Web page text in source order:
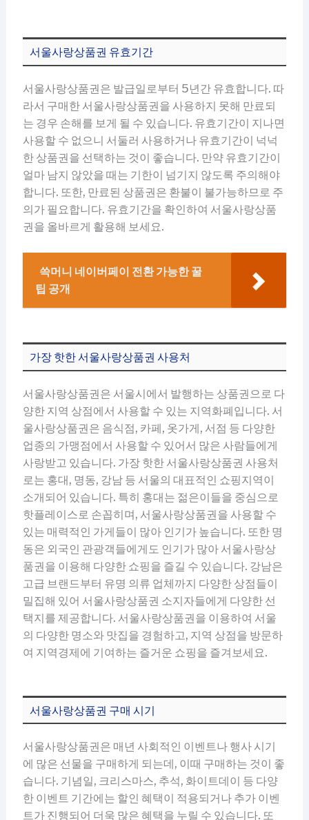
서울사랑상품권 유효기간
서울사랑상품권은 발급일로부터 5년간 유효합니다. 따
라서 구매한 서울사랑상품권을 사용하지 못해 만료되
는 경우 손해를 보게 될 수 있습니다. 유효기간이 지나면
사용할 수 없으니 서둘러 사용하거나 유효기간이 넉넉
한 상품권을 선택하는 것이 좋습니다. 만약 유효기간이
얼마 남지 않았을 때는 기한이 넘기지 않도록 주의해야
합니다. 또한, 만료된 상품권은 환불이 불가능하므로 주
의가 필요합니다. 유효기간을 확인하여 서울사랑상품
권을 올바르게 활용해 보세요.
쓱머니 네이버페이 전환 가능한 꿀
팁 공개
가장 핫한 서울사랑상품권 사용처
서울사랑상품권은 서울시에서 발행하는 상품권으로 다
양한 지역 상점에서 사용할 수 있는 지역화폐입니다. 서
울사랑상품권은 음식점, 카페, 옷가게, 서점 등 다양한
업종의 가맹점에서 사용할 수 있어서 많은 사람들에게
사랑받고 있습니다. 가장 핫한 서울사랑상품권 사용처
로는 홍대, 명동, 강남 등 서울의 대표적인 쇼핑지역이
소개되어 있습니다. 특히 홍대는 젊은이들을 중심으로
핫플레이스로 손꼽히며, 서울사랑상품권을 사용할 수
있는 매력적인 가게들이 많아 인기가 높습니다. 또한 명
동은 외국인 관광객들에게도 인기가 많아 서울사랑상
품권을 이용해 다양한 쇼핑을 즐길 수 있습니다. 강남은
고급 브랜드부터 유명 의류 업체까지 다양한 상점들이
밀집해 있어 서울사랑상품권 소지자들에게 다양한 선
택지를 제공합니다. 서울사랑상품권을 이용하여 서울
의 다양한 명소와 맛집을 경험하고, 지역 상점을 방문하
여 지역경제에 기여하는 즐거운 쇼핑을 즐겨보세요.
서울사랑상품권 구매 시기
서울사랑상품권은 매년 사회적인 이벤트나 행사 시기
에 많은 선물을 구매하게 되는데, 이때 구매하는 것이 좋
습니다. 기념일, 크리스마스, 추석, 화이트데이 등 다양
한 이벤트 기간에는 할인 혜택이 적용되거나 추가 이벤
트가 진행되어 더욱 많은 혜택을 누릴 수 있습니다. 또